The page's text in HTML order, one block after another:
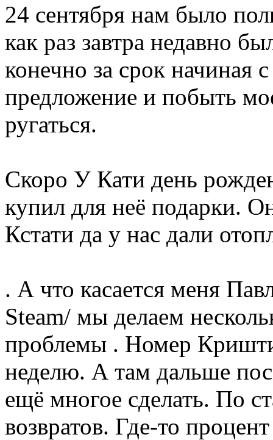
24 сентября нам было
как раз завтра недавно
конечно за срок начиная
предложение и побыть
ругаться.
Скоро У Кати день
купил для неё подарки.
Кстати да у нас дали
. А что касается меня
Steam/ мы делаем
проблемы . Номер
неделю. А там дальше
ещё многое сделать. По
возвратов. Где-то